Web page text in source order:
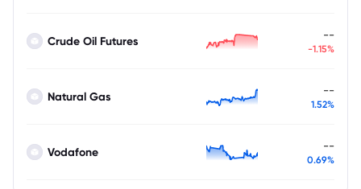
Crude Oil Futures --
-1.15%
Natural Gas --
1.52%
Vodafone --
0.69%